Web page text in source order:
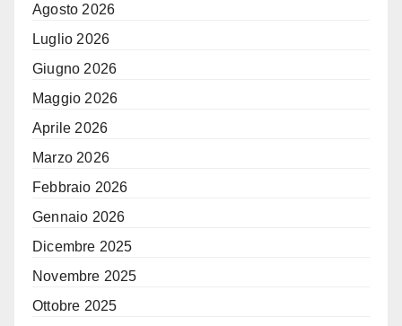
Agosto 2026
Luglio 2026
Giugno 2026
Maggio 2026
Aprile 2026
Marzo 2026
Febbraio 2026
Gennaio 2026
Dicembre 2025
Novembre 2025
Ottobre 2025